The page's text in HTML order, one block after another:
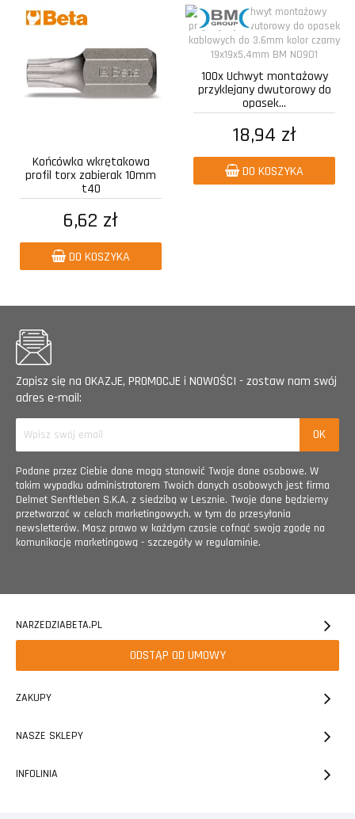
Końcówka wkrętakowa
profil torx zabierak 10mm
t40
6,62 zł
DO KOSZYKA
100x Uchwyt montażowy
przyklejany dwutorowy do
opasek...
18,94 zł
DO KOSZYKA
Zapisz się na OKAZJE, PROMOCJE i NOWOŚCI - zostaw nam swój
adres e-mail:
Podane przez Ciebie dane mogą stanowić Twoje dane osobowe. W
takim wypadku administratorem Twoich danych osobowych jest firma
Delmet Senftleben S.K.A. z siedzibą w Lesznie. Twoje dane będziemy
przetwarzać w celach marketingowych, w tym do przesyłania
newsletterów. Masz prawo w każdym czasie cofnąć swoją zgodę na
komunikację marketingową - szczegóły w regulaminie.
NARZEDZIABETA.PL
ODSTĄP OD UMOWY
ZAKUPY
NASZE SKLEPY
INFOLINIA